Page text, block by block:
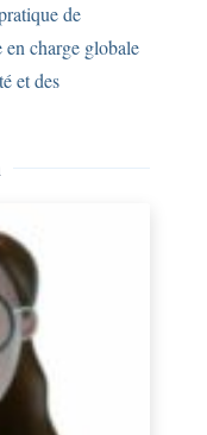
de
en charge globale
et des